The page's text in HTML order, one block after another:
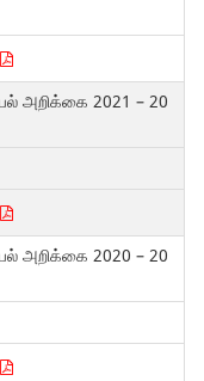
அறிக்கை 2021 – 20
அறிக்கை 2020 – 20